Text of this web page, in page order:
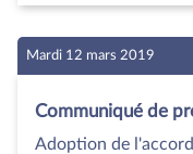
Mardi 12 mars 2019
Communiqué de
Adoption de